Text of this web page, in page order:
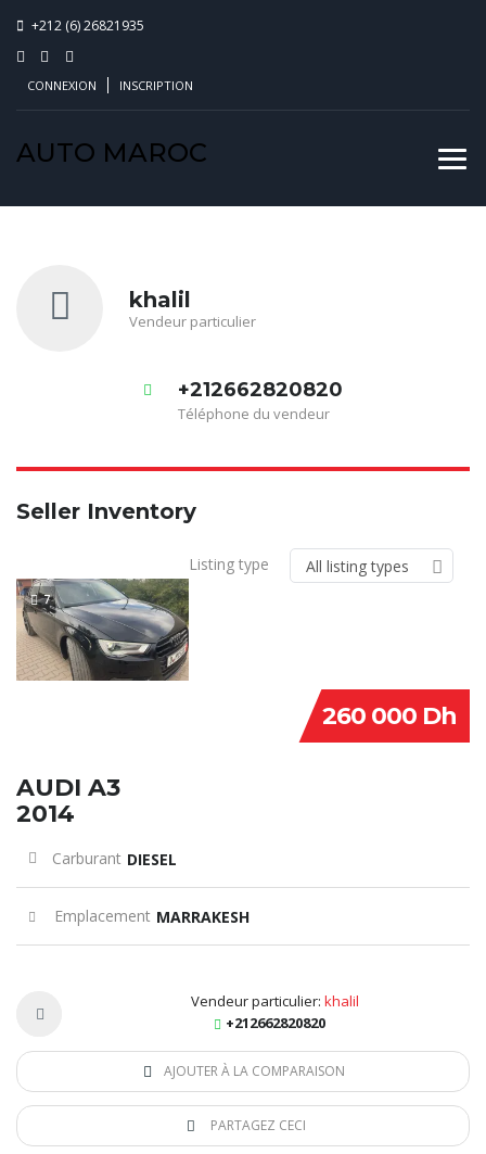
+212 (6) 26821935
CONNEXION INSCRIPTION
AUTO MAROC
khalil
Vendeur particulier
+212662820820
Téléphone du vendeur
Seller Inventory
Listing type All listing types
7
260 000 Dh
AUDI A3
2014
Carburant DIESEL
Emplacement MARRAKESH
Vendeur particulier: khalil
+212662820820
AJOUTER À LA COMPARAISON
PARTAGEZ CECI